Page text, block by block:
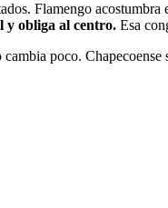
Flamengo
y obliga al centro. Esa
poco.